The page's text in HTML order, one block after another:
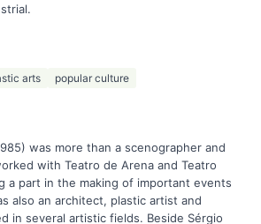
arts popular culture
was more than a scenographer and
with Teatro de Arena and Teatro
a part in the making of important events
also an architect, plastic artist and
in several artistic fields. Beside Sérgio